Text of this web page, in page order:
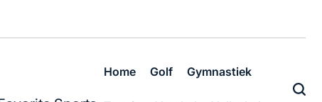
Home Golf Gymnastiek